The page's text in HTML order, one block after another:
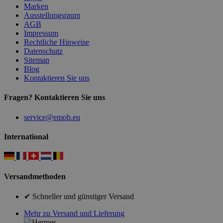
Marken
Ausstellungsraum
AGB
Impressum
Rechtliche Hinweise
Datenschutz
Sitemap
Blog
Kontaktieren Sie uns
Fragen? Kontaktieren Sie uns
service@emob.eu
International
Versandmethoden
✔ Schneller und günstiger Versand
Mehr zu Versand und Lieferung